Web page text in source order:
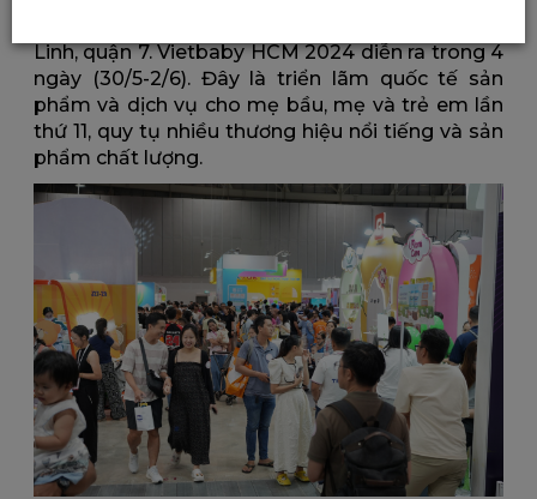
Linh, quận 7. Vietbaby HCM 2024 diễn ra trong 4
ngày (30/5-2/6). Đây là triển lãm quốc tế sản
phẩm và dịch vụ cho mẹ bầu, mẹ và trẻ em lần
thứ 11, quy tụ nhiều thương hiệu nổi tiếng và sản
phẩm chất lượng.